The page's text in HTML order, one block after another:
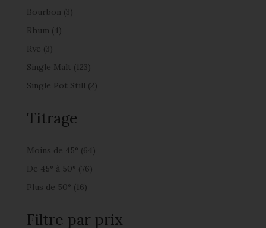
Bourbon (3)
Rhum (4)
Rye (3)
Single Malt (123)
Single Pot Still (2)
Titrage
Moins de 45° (64)
De 45° à 50° (76)
Plus de 50° (16)
Filtre par prix